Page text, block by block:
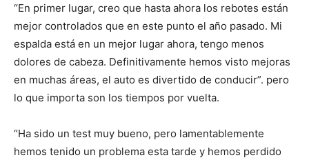
“En primer lugar, creo que hasta ahora los rebotes están
mejor controlados que en este punto el año pasado. Mi
espalda está en un mejor lugar ahora, tengo menos
dolores de cabeza. Definitivamente hemos visto mejoras
en muchas áreas, el auto es divertido de conducir”. pero
lo que importa son los tiempos por vuelta.
“Ha sido un test muy bueno, pero lamentablemente
hemos tenido un problema esta tarde y hemos perdido